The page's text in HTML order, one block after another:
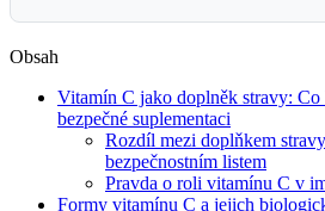
Obsah
Vitamín C jako doplněk stravy: Co
bezpečné suplementaci
Rozdíl mezi doplňkem
bezpečnostním listem
Pravda o roli vitamínu C v
Formy vitamínu C a jejich